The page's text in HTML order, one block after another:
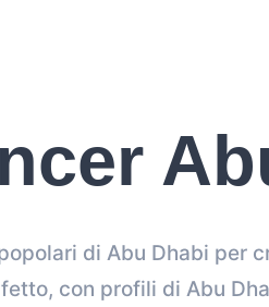
di Abu Dhabi per
con profili di Abu